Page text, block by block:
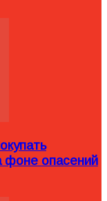
фоне опасений